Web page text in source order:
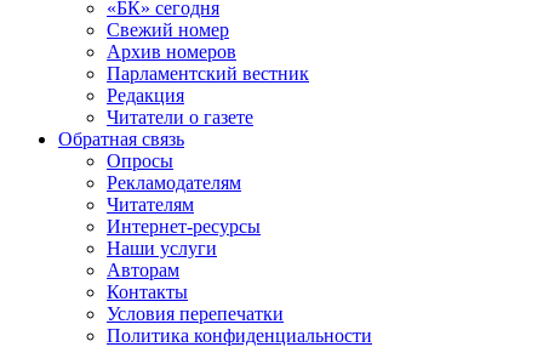
«БК» сегодня
Свежий номер
Архив номеров
Парламентский вестник
Редакция
Читатели о газете
Обратная связь
Опросы
Рекламодателям
Читателям
Интернет-ресурсы
Наши услуги
Авторам
Контакты
Условия перепечатки
Политика конфиденциальности